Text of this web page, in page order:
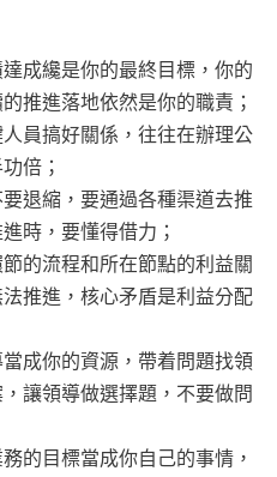
成纔是你的最終目標，你的
推進落地依然是你的職責；
員搞好關係，往往在辦理公
倍；
退縮，要通過各種渠道去推
時，要懂得借力；
的流程和所在節點的利益關
推進，核心矛盾是利益分配
成你的資源，帶着問題找領
讓領導做選擇題，不要做問
的目標當成你自己的事情，